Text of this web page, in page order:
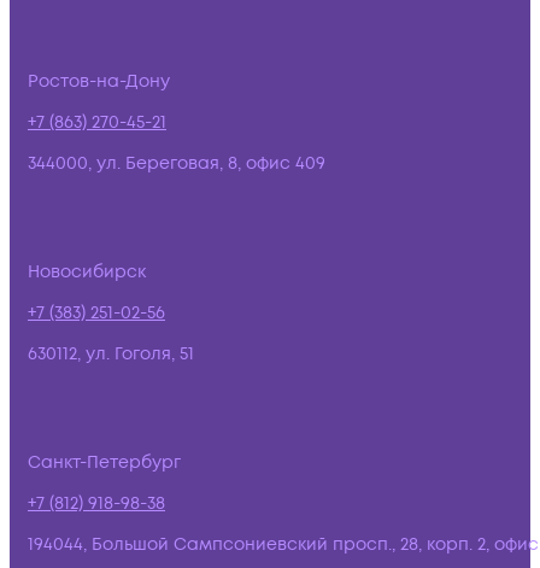
Ростов-на-Дону
+7 (863) 270-45-21
344000, ул. Береговая, 8, офис 409
Новосибирск
+7 (383) 251-02-56
630112, ул. Гоголя, 51
Санкт-Петербург
+7 (812) 918-98-38
194044, Большой Сампсониевский просп., 28, корп. 2,